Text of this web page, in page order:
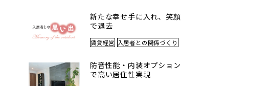
新たな幸せ手に入れ、笑顔
で退去
賃貸経営 入居者との関係づくり
防音性能・内装オプション
で高い居住性実現